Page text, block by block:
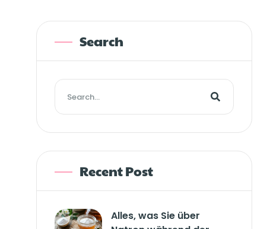
Search
Recent Post
Alles, was Sie über